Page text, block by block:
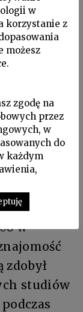
z lądu
w
studiów
w
korzystanie z
możesz
zgodę na
przez
w
do
każdym